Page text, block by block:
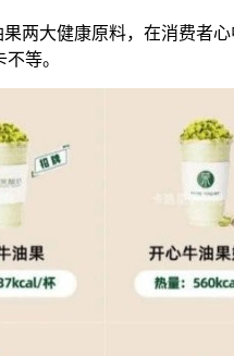
两大健康原料，在消费者
等。